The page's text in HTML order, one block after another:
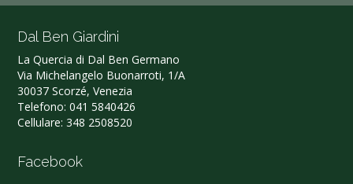
Dal Ben Giardini
La Quercia di Dal Ben Germano‎
Via Michelangelo Buonarroti, 1/A
30037 Scorzé, Venezia
Telefono:041 5840426
Cellulare:348 2508520
Facebook